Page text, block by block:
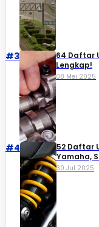
#3
64 Daftar
Lengkap!
08 Mei 2025
#4
52 Daftar
Yamaha,
30 Jul 2025